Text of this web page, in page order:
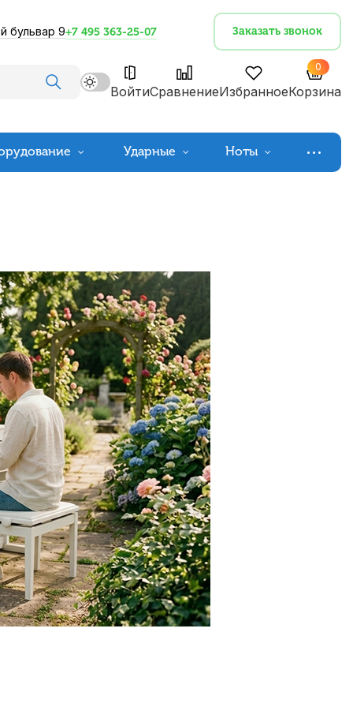
бульвар 9+7 495 363-25-07 Заказать звонок
ВойтиСравнениеИзбранное
0
Корзина
Ударные Ноты